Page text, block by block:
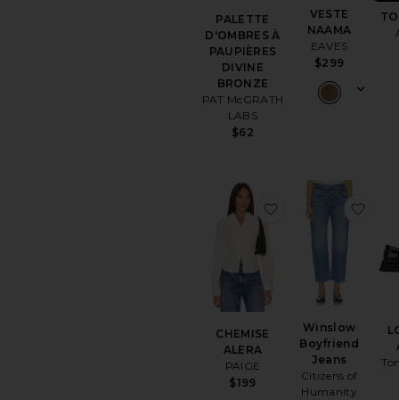
PALETTE
D'OMBRES À
PAUPIÈRES
DIVINE
BRONZE
PAT McGRATH
LABS
$62
VESTE
NAAMA
EAVES
$299
CHEMISE
ALERA
PAIGE
$199
ajouter aux
Winslow
Boyfriend
Jeans
Citizens of
Humanity